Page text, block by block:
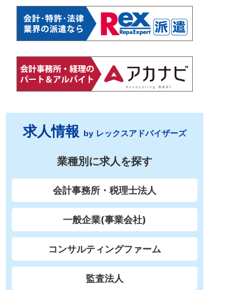
求人情報 by レックスアドバイザーズ
業種別に求人を探す
会計事務所・税理士法人
一般企業(事業会社)
コンサルティングファーム
監査法人